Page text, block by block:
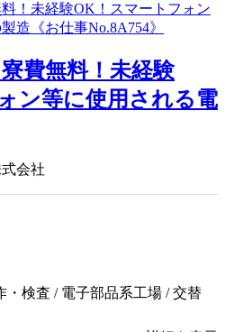
費無料！未経験
ン等に使用される電
会社
・検査 / 電子部品系工場 / 交替